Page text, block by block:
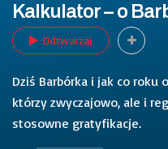
Kalkulator – o
Odtwarzaj
Dziś Barbórka i jak co roku
którzy zwyczajowo, ale i
stosowne gratyfikacje.